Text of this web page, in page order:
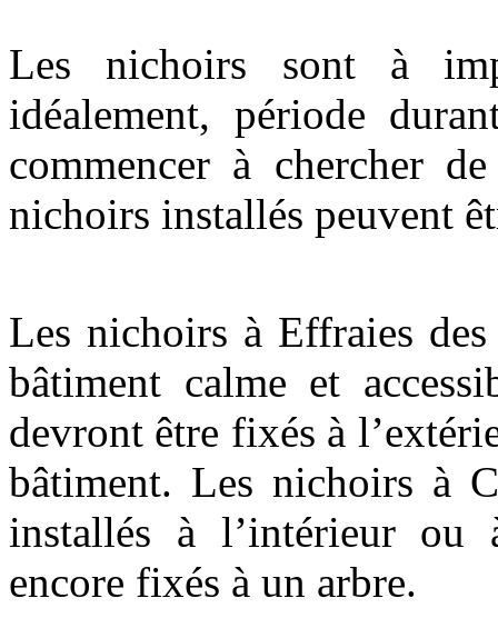
Les nichoirs sont à
idéalement, période
commencer à chercher
nichoirs installés peuvent
Les nichoirs à Effraies
bâtiment calme et
devront être fixés à
bâtiment. Les nichoirs à
installés à l’intérieur ou
encore fixés à un arbre.